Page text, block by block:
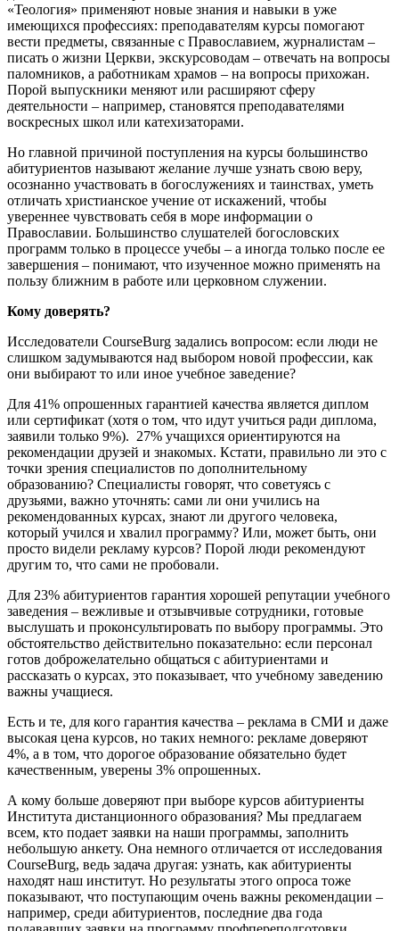
«Теология» применяют новые знания и навыки в уже
имеющихся профессиях: преподавателям курсы помогают
вести предметы, связанные с Православием, журналистам –
писать о жизни Церкви, экскурсоводам – отвечать на вопросы
паломников, а работникам храмов – на вопросы прихожан.
Порой выпускники меняют или расширяют сферу
деятельности – например, становятся преподавателями
воскресных школ или катехизаторами.
Но главной причиной поступления на курсы большинство
абитуриентов называют желание лучше узнать свою веру,
осознанно участвовать в богослужениях и таинствах, уметь
отличать христианское учение от искажений, чтобы
увереннее чувствовать себя в море информации о
Православии. Большинство слушателей богословских
программ только в процессе учебы – а иногда только после ее
завершения – понимают, что изученное можно применять на
пользу ближним в работе или церковном служении.
Кому доверять?
Исследователи CourseBurg задались вопросом: если люди не
слишком задумываются над выбором новой профессии, как
они выбирают то или иное учебное заведение?
Для 41% опрошенных гарантией качества является диплом
или сертификат (хотя о том, что идут учиться ради диплома,
заявили только 9%). 27% учащихся ориентируются на
рекомендации друзей и знакомых. Кстати, правильно ли это с
точки зрения специалистов по дополнительному
образованию? Специалисты говорят, что советуясь с
друзьями, важно уточнять: сами ли они учились на
рекомендованных курсах, знают ли другого человека,
который учился и хвалил программу? Или, может быть, они
просто видели рекламу курсов? Порой люди рекомендуют
другим то, что сами не пробовали.
Для 23% абитуриентов гарантия хорошей репутации учебного
заведения – вежливые и отзывчивые сотрудники, готовые
выслушать и проконсультировать по выбору программы. Это
обстоятельство действительно показательно: если персонал
готов доброжелательно общаться с абитуриентами и
рассказать о курсах, это показывает, что учебному заведению
важны учащиеся.
Есть и те, для кого гарантия качества – реклама в СМИ и даже
высокая цена курсов, но таких немного: рекламе доверяют
4%, а в том, что дорогое образование обязательно будет
качественным, уверены 3% опрошенных.
А кому больше доверяют при выборе курсов абитуриенты
Института дистанционного образования? Мы предлагаем
всем, кто подает заявки на наши программы, заполнить
небольшую анкету. Она немного отличается от исследования
CourseBurg, ведь задача другая: узнать, как абитуриенты
находят наш институт. Но результаты этого опроса тоже
показывают, что поступающим очень важны рекомендации –
например, среди абитуриентов, последние два года